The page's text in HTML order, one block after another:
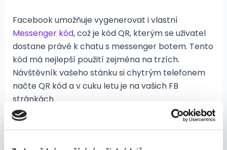
Facebook umožňuje vygenerovat i vlastní
Messenger kód, což je kód QR, kterým se uživatel
dostane právě k chatu s messenger botem. Tento
kód má nejlepší použití zejména na trzích.
Návštěvník vašeho stánku si chytrým telefonem
načte QR kód a v cuku letu je na vašich FB
stránkách.
Ikonka na webu